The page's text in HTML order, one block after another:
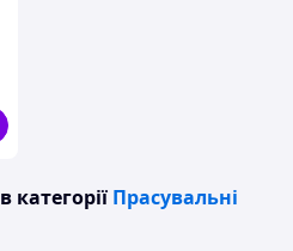
в категорії Прасувальні